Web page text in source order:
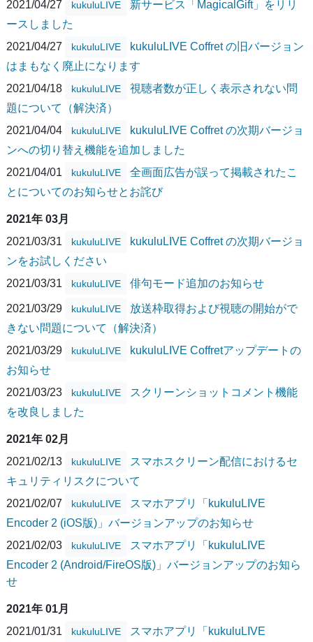
2021/04/27 kukuluLIVE
新サービス「MagicalGift」をリリ
ースしました
2021/04/27
kukuluLIVE
kukuluLIVE Coffret の旧バージョン
はまもなく廃止になります
2021/04/18
kukuluLIVE
視聴者数が正しく表示されない問
題について（解決済）
2021/04/04
kukuluLIVE
kukuluLIVE Coffret の次期バージョ
ンへの切り替え機能を追加しました
2021/04/01
kukuluLIVE
全画面広告が誤って掲載されたこ
とについてのお知らせとお詫び
2021年 03月
2021/03/31
kukuluLIVE
kukuluLIVE Coffret の次期バージョ
ンをお試しください
2021/03/31
kukuluLIVE 俳句モード追加のお知らせ
2021/03/29 kukuluLIVE
放送枠取得および視聴の開始がで
きない問題について（解決済）
2021/03/29
kukuluLIVE
kukuluLIVE Coffretアップデートの
お知らせ
2021/03/23
kukuluLIVE
スクリーンショットコメント機能
を改良しました
2021年 02月
2021/02/13
kukuluLIVE
スマホスクリーン配信におけるセ
キュリティリスクについて
2021/02/07
kukuluLIVE
スマホアプリ「kukuluLIVE
Encoder 2 (iOS版)」バージョンアップのお知らせ
2021/02/03
kukuluLIVE
スマホアプリ「kukuluLIVE
Encoder 2 (Android/FireOS版)」バージョンアップのお知ら
せ
2021年 01月
2021/01/31
kukuluLIVE
スマホアプリ「kukuluLIVE